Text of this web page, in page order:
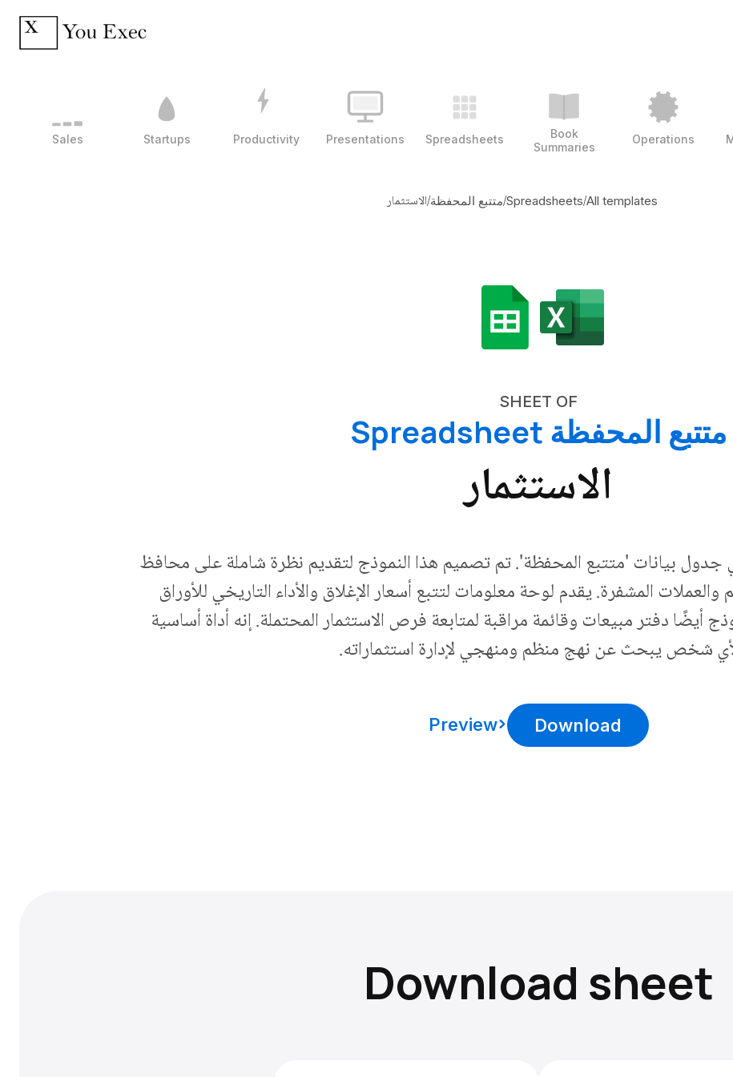
Sales Startups Productivity Presentations Spreadsheets
Book
Summaries
Operations
All templates
/
Spreadsheets
/متتبع المحفظة/الاستثمار
SHEET OF
متتبع المحفظة Spreadsheet
الاستثمار
بيانات 'متتبع المحفظة'. تم تصميم هذا النموذج لتقديم نظرة شاملة على محافظ
والعملات المشفرة. يقدم لوحة معلومات لتتبع أسعار الإغلاق والأداء التاريخي للأوراق
أيضًا دفتر مبيعات وقائمة مراقبة لمتابعة فرص الاستثمار المحتملة. إنه أداة أساسية
شخص يبحث عن نهج منظم ومنهجي لإدارة استثماراته.
Download
Preview
Download sheet